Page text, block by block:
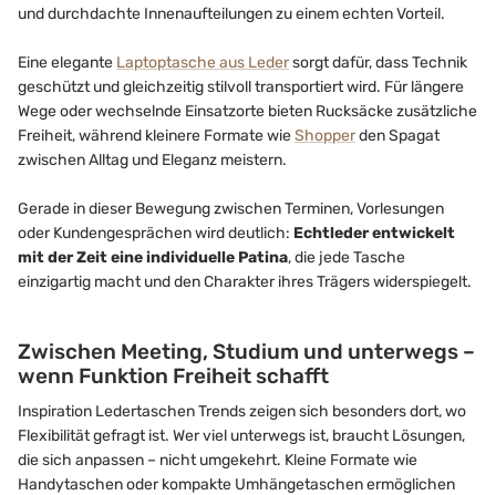
und durchdachte Innenaufteilungen zu einem echten Vorteil.
Eine elegante Laptoptasche aus Ledersorgt dafür, dass Technik
geschützt und gleichzeitig stilvoll transportiert wird. Für längere
Wege oder wechselnde Einsatzorte bieten Rucksäcke zusätzliche
Freiheit, während kleinere Formate wieShopperden Spagat
zwischen Alltag und Eleganz meistern.
Gerade in dieser Bewegung zwischen Terminen, Vorlesungen
oder Kundengesprächen wird deutlich: Echtleder entwickelt
mit der Zeit eine individuelle Patina, die jede Tasche
einzigartig macht und den Charakter ihres Trägers widerspiegelt.
Zwischen Meeting, Studium und unterwegs –
wenn Funktion Freiheit schafft
Inspiration Ledertaschen Trends zeigen sich besonders dort, wo
Flexibilität gefragt ist. Wer viel unterwegs ist, braucht Lösungen,
die sich anpassen – nicht umgekehrt. Kleine Formate wie
Handytaschen oder kompakte Umhängetaschen ermöglichen